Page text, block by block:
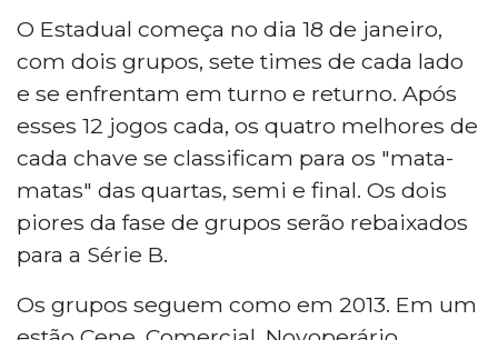
O Estadual começa no dia 18 de janeiro,
com dois grupos, sete times de cada lado
e se enfrentam em turno e returno. Após
esses 12 jogos cada, os quatro melhores de
cada chave se classificam para os "mata-
matas" das quartas, semi e final. Os dois
piores da fase de grupos serão rebaixados
para a Série B.
Os grupos seguem como em 2013. Em um